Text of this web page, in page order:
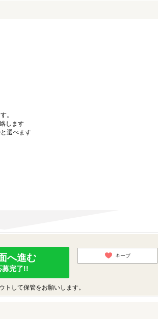
。
します
選べます
へ進む
募完了!!
キープ
して保管をお願いします。